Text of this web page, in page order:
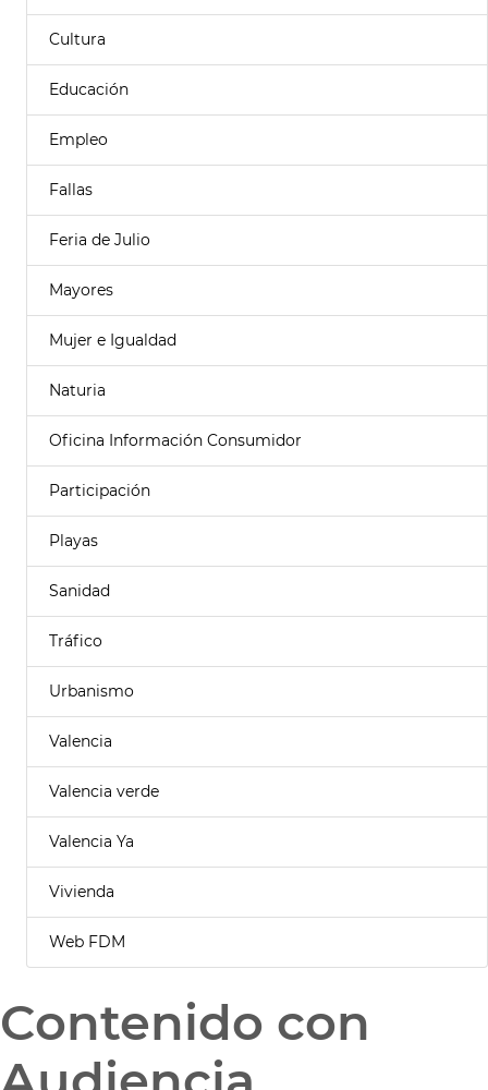
Cultura
Educación
Empleo
Fallas
Feria de Julio
Mayores
Mujer e Igualdad
Naturia
Oficina Información Consumidor
Participación
Playas
Sanidad
Tráfico
Urbanismo
Valencia
Valencia verde
Valencia Ya
Vivienda
Web FDM
Contenido con